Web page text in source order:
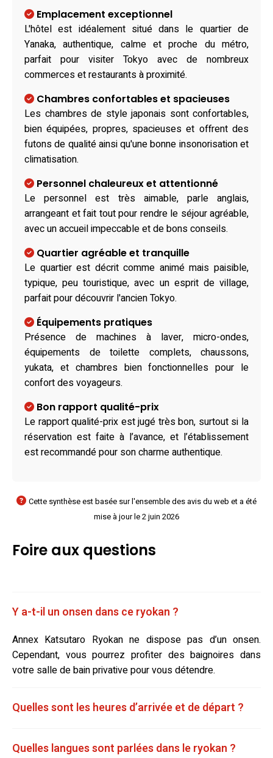
Emplacement exceptionnel
L'hôtel est idéalement situé dans le quartier de
Yanaka, authentique, calme et proche du métro,
parfait pour visiter Tokyo avec de nombreux
commerces et restaurants à proximité.
Chambres confortables et spacieuses
Les chambres de style japonais sont confortables,
bien équipées, propres, spacieuses et offrent des
futons de qualité ainsi qu'une bonne insonorisation et
climatisation.
Personnel chaleureux et attentionné
Le personnel est très aimable, parle anglais,
arrangeant et fait tout pour rendre le séjour agréable,
avec un accueil impeccable et de bons conseils.
Quartier agréable et tranquille
Le quartier est décrit comme animé mais paisible,
typique, peu touristique, avec un esprit de village,
parfait pour découvrir l'ancien Tokyo.
Équipements pratiques
Présence de machines à laver, micro-ondes,
équipements de toilette complets, chaussons,
yukata, et chambres bien fonctionnelles pour le
confort des voyageurs.
Bon rapport qualité-prix
Le rapport qualité-prix est jugé très bon, surtout si la
réservation est faite à l’avance, et l’établissement
est recommandé pour son charme authentique.
Cette synthèse est basée sur l'ensemble des avis du web et a été
mise à jour le 2 juin 2026
Foire aux questions
Y a-t-il un onsen dans ce ryokan ?
Annex Katsutaro Ryokan ne dispose pas d’un onsen.
Cependant, vous pourrez profiter des baignoires dans
votre salle de bain privative pour vous détendre.
Quelles sont les heures d’arrivée et de départ ?
Quelles langues sont parlées dans le ryokan ?